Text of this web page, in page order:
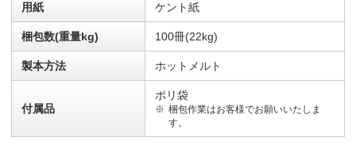
用紙 ケント紙
梱包数(重量kg) 100冊(22kg)
製本方法 ホットメルト
付属品
ポリ袋
梱包作業はお客様でお願いいたしま
す。